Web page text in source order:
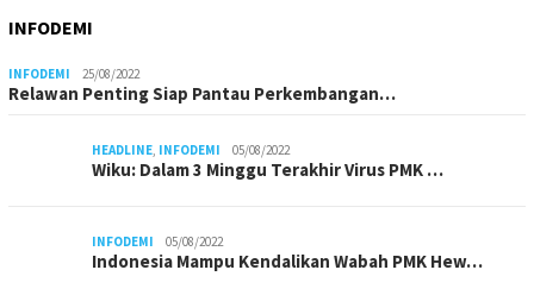
INFODEMI
INFODEMI 25/08/2022
Relawan Penting Siap Pantau Perkembangan…
HEADLINE INFODEMI 05/08/2022
Wiku: Dalam 3 Minggu Terakhir Virus PMK …
INFODEMI 05/08/2022
Indonesia Mampu Kendalikan Wabah PMK Hew…